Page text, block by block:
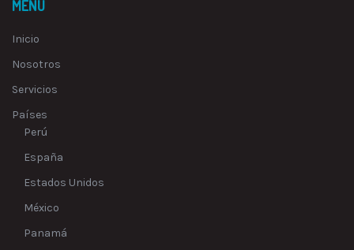
MENU
Inicio
Nosotros
Servicios
Países
Perú
España
Estados Unidos
México
Panamá